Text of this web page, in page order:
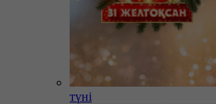
түні